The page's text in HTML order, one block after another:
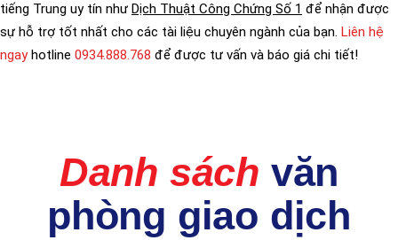
tiếng Trung uy tín như Dịch Thuật Công Chứng Số 1 để nhận được
sự hỗ trợ tốt nhất cho các tài liệu chuyên ngành của bạn. Liên hệ
ngayhotline 0934.888.768 để được tư vấn và báo giá chi tiết!
Danh sách văn
phòng giao dịch